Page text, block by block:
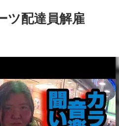
ツ配達員解雇